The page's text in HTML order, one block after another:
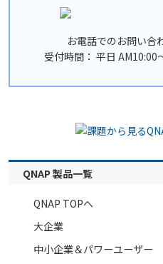
お電話でのお問い
受付時間： 平日
QNAP 製品一覧
QNAP TOPへ
大企業
中小企業＆パワーユーザー